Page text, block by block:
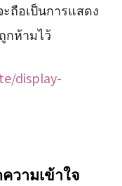
ถือเป็นการแสดง
กห้ามไว้
display-
วามเข้าใจ